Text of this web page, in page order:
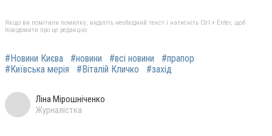
Якщо ви помітили помилку, виділіть необхідний текст і натисніть Ctrl + Enter, щоб
повідомити про це редакцію
#Новини Києва #новини #всі новини
#прапор
#Київська мерія
#Віталій Кличко #захід
Ліна Мірошніченко
Журналістка